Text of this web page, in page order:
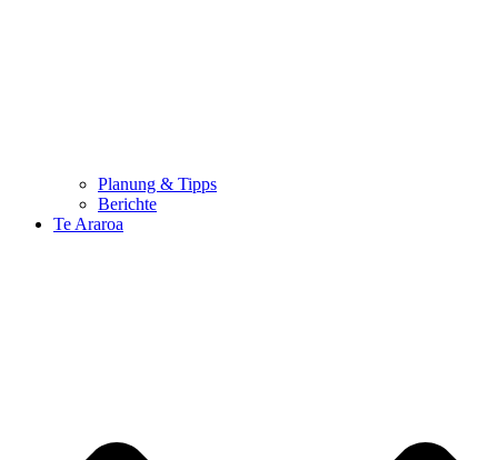
Planung & Tipps
Berichte
Te Araroa